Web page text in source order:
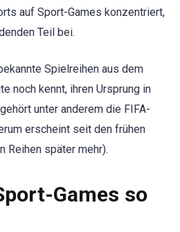
auf Sport-Games konzentriert,
Teil bei.
Spielreihen aus dem
noch kennt, ihren Ursprung in
unter anderem die FIFA-
erscheint seit den frühen
Reihen später mehr).
Games so